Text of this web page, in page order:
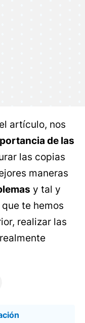
artículo, nos
de las
las copias
maneras
y tal y
te hemos
realizar las